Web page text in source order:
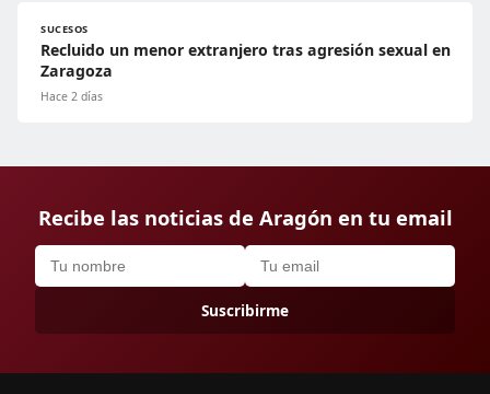
SUCESOS
Recluido un menor extranjero tras agresión sexual en
Zaragoza
Hace 2 días
Recibe las noticias de Aragón en tu email
Suscribirme